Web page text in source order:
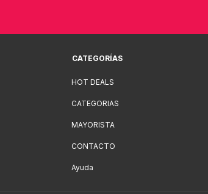
CATEGORÍAS
HOT DEALS
CATEGORIAS
MAYORISTA
CONTACTO
Ayuda